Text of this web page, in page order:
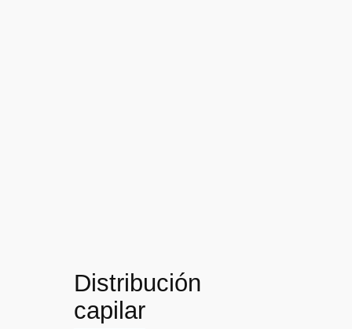
Distribución
capilar